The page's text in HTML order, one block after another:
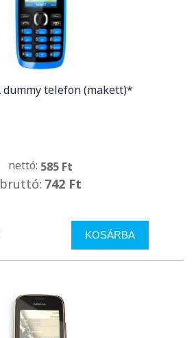
dummy telefon (makett)*
nettó: 585 Ft
bruttó: 742 Ft
KOSÁRBA